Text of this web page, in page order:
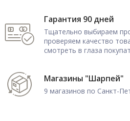
Гарантия 90 дней
Тщательно выбираем
проверяем качество
смотреть в глаза
Магазины "Шарпей"
9 магазинов по Санкт-